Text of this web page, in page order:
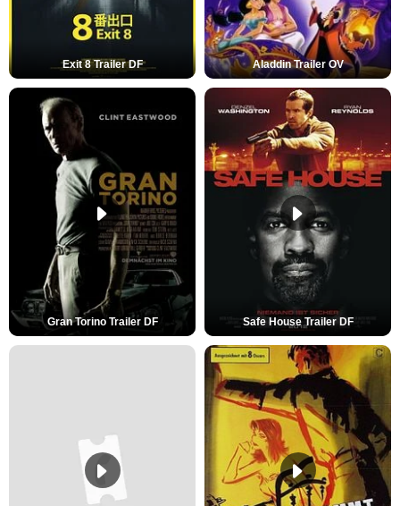
Exit 8 Trailer DF Aladdin Trailer OV
Gran Torino Trailer DF Safe House Trailer DF